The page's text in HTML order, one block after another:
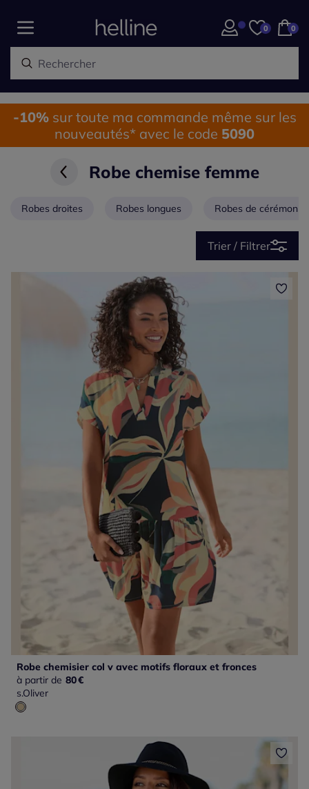
0 0
-10%sur toute ma commande même sur les
nouveautés* avec le code 5090
Robe chemise femme
Robes droites Robes longues Robes de cérémonie
Trier / Filtrer
Robe chemisier col v avec motifs floraux et fronces
à partir de 80€
s.Oliver